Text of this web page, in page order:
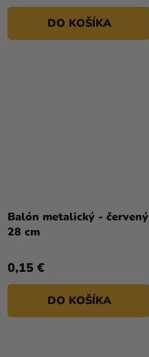
DO KOŠÍKA
Balón metalický - červený
28 cm
0,15 €
DO KOŠÍKA